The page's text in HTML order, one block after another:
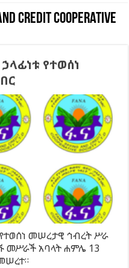
credit cooperative
የተወሰነ
መሠረታዊ ኅብረት ሥራ
መሥራች አባላት ሐምሌ 13